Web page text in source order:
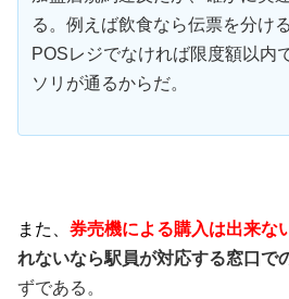
る。例えば飲食なら伝票を分け
POSレジでなければ限度額以内
ソリが通るからだ。
また、 券売機による購入は出来な
れないなら駅員が対応する窓口で
ずである。